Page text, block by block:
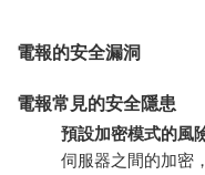
電報的安全漏洞
電報常見的安全隱患
預設加密模式的風
伺服器之間的加密